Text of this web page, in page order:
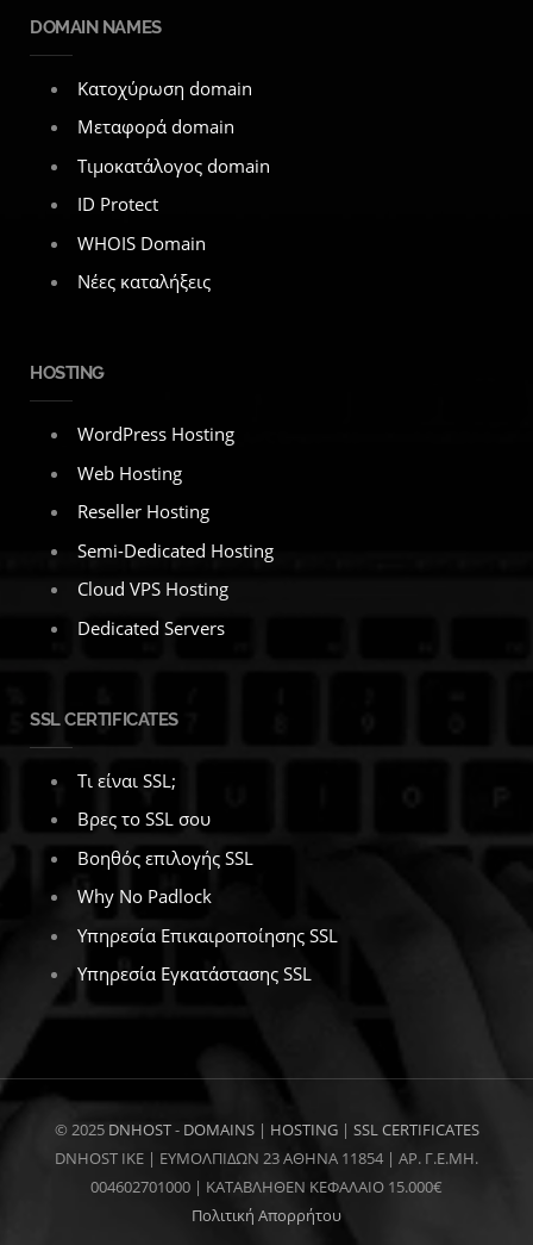
DOMAIN NAMES
Κατοχύρωση domain
Μεταφορά domain
Τιμοκατάλογος domain
ID Protect
WHOIS Domain
Νέες καταλήξεις
HOSTING
WordPress Hosting
Web Hosting
Reseller Hosting
Semi-Dedicated Hosting
Cloud VPS Hosting
Dedicated Servers
SSL CERTIFICATES
Τι είναι SSL;
Βρες το SSL σου
Βοηθός επιλογής SSL
Why No Padlock
Υπηρεσία Επικαιροποίησης SSL
Υπηρεσία Εγκατάστασης SSL
© 2025 DNHOST- DOMAINS| HOSTING| SSL CERTIFICATES
DNHOST IKE | ΕΥΜΟΛΠΙΔΩΝ 23 ΑΘΗΝΑ 11854 | AP. Γ.Ε.ΜΗ.
004602701000 | ΚΑΤΑΒΛΗΘΕΝ ΚΕΦΑΛΑΙΟ 15.000€
Πολιτική Απορρήτου